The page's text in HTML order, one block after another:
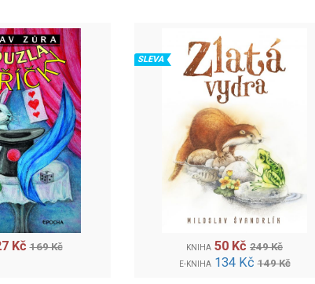
Kč 169 Kč
SLEVA
KNIHA 50 Kč 249 Kč
E-KNIHA 134 Kč 149 Kč